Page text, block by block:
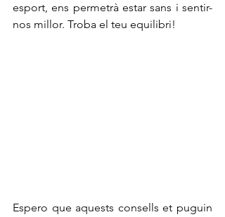
esport, ens permetrà estar sans i sentir-
nos millor. Troba el teu equilibri!
Espero que aquests consells et puguin